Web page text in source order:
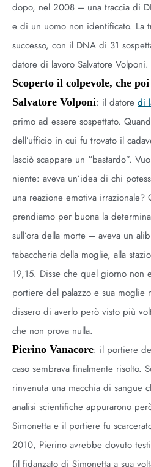
dopo, nel 2008 – una traccia di
e di un uomo non identificato. La
successo, con il DNA di 31
datore di lavoro Salvatore Volponi.
Scoperto il colpevole, che
Salvatore Volponi: il datore di
primo ad essere sospettato.
dell’ufficio in cui fu trovato il
lasciò scappare un “bastardo”.
niente: aveva un’idea di chi
una reazione emotiva
prendiamo per buona la
sull’ora della morte – aveva un
tabaccheria della moglie, alla
19,15. Disse che quel giorno non
portiere del palazzo e sua moglie
dissero di averlo però visto più
che non prova nulla.
Pierino Vanacore: il portiere
caso sembrava finalmente risolto.
rinvenuta una macchia di sangue
analisi scientifiche appurarono
Simonetta e il portiere fu
2010, Pierino avrebbe dovuto
(il fidanzato di Simonetta a sua